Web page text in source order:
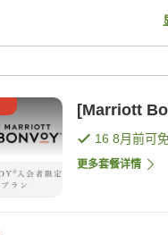
[Marriott
16 8月前可
更多套餐详情